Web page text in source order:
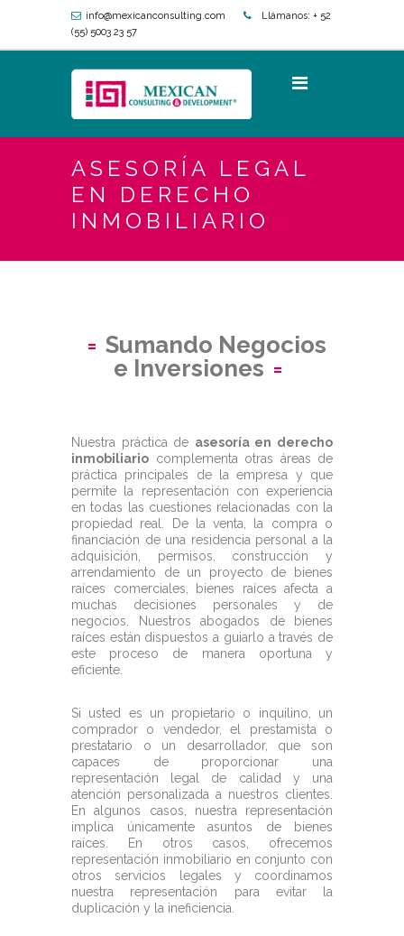
info@mexicanconsulting.com Llámanos: + 52
(55) 5003 23 57
ASESORÍA LEGAL
EN DERECHO
INMOBILIARIO
Sumando Negocios
e Inversiones
Nuestra práctica de asesoría en derecho
inmobiliario complementa otras áreas de
práctica principales de la empresa y que
permite la representación con experiencia
en todas las cuestiones relacionadas con la
propiedad real. De la venta, la compra o
financiación de una residencia personal a la
adquisición, permisos, construcción y
arrendamiento de un proyecto de bienes
raíces comerciales, bienes raíces afecta a
muchas decisiones personales y de
negocios. Nuestros abogados de bienes
raíces están dispuestos a guiarlo a través de
este proceso de manera oportuna y
eficiente.
Si usted es un propietario o inquilino, un
comprador o vendedor, el prestamista o
prestatario o un desarrollador, que son
capaces de proporcionar una
representación legal de calidad y una
atención personalizada a nuestros clientes.
En algunos casos, nuestra representación
implica únicamente asuntos de bienes
raíces. En otros casos, ofrecemos
representación inmobiliario en conjunto con
otros servicios legales y coordinamos
nuestra representación para evitar la
duplicación y la ineficiencia.